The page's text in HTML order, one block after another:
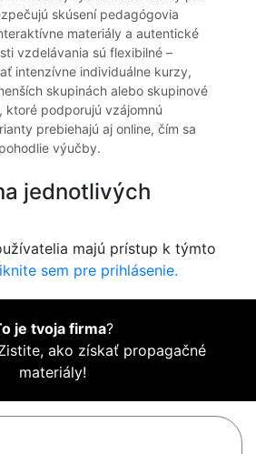
skúsení pedagógovia
materiály a autentické
vzdelávania sú flexibilné –
intenzívne individuálne kurzy,
skupinách alebo skupinové
podporujú vzájomnú
prebiehajú aj online, čím sa
výučby.
jednotlivých
majú prístup k týmto
sem pre prihlásenie.
je tvoja firma?
ako získať propagačné
materiály!